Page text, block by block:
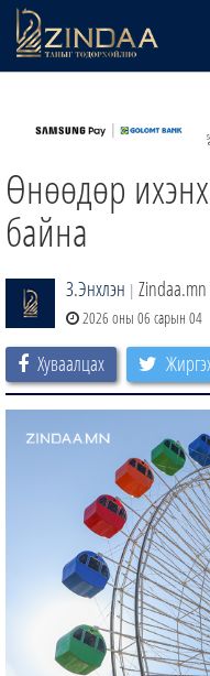
ТВ8
ӨГЛӨӨНИЙ СОНИН
АУДИО ЗОХИОЛ
Өнөөдөр ихэнх
байна
З.Энхлэн | Zindaa.mn
2026 оны 06 сарын 04
Хуваалцах